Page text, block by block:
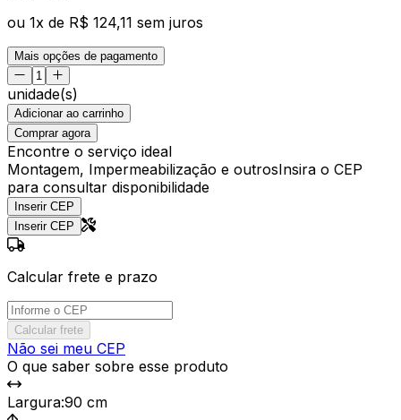
ou 1x de R$ 124,11 sem juros
Mais opções de pagamento
unidade(s)
Adicionar ao carrinho
Comprar agora
Encontre o serviço ideal
Montagem, Impermeabilização e outrosInsira o CEP
para consultar disponibilidade
Inserir CEP
Inserir CEP
Calcular frete e prazo
Calcular frete
Não sei meu CEP
O que saber sobre esse produto
Largura:90 cm